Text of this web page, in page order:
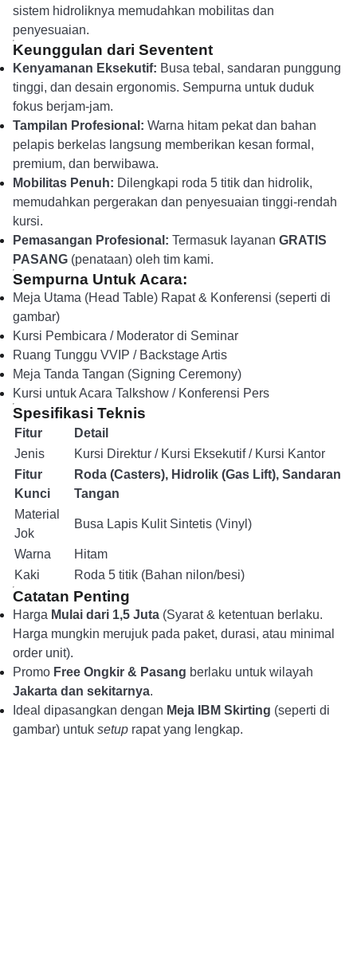
sistem hidroliknya memudahkan mobilitas dan
penyesuaian.
Keunggulan dari Seventent
Kenyamanan Eksekutif: Busa tebal, sandaran punggung
tinggi, dan desain ergonomis. Sempurna untuk duduk
fokus berjam-jam.
Tampilan Profesional: Warna hitam pekat dan bahan
pelapis berkelas langsung memberikan kesan formal,
premium, dan berwibawa.
Mobilitas Penuh: Dilengkapi roda 5 titik dan hidrolik,
memudahkan pergerakan dan penyesuaian tinggi-rendah
kursi.
Pemasangan Profesional: Termasuk layanan GRATIS
PASANG (penataan) oleh tim kami.
Sempurna Untuk Acara:
Meja Utama (Head Table) Rapat & Konferensi (seperti di
gambar)
Kursi Pembicara / Moderator di Seminar
Ruang Tunggu VVIP / Backstage Artis
Meja Tanda Tangan (Signing Ceremony)
Kursi untuk Acara Talkshow / Konferensi Pers
Spesifikasi Teknis
Fitur
Detail
Jenis
Kursi Direktur / Kursi Eksekutif / Kursi Kantor
Fitur
Kunci
Roda (Casters), Hidrolik (Gas Lift), Sandaran
Tangan
Material
Jok
Busa Lapis Kulit Sintetis (Vinyl)
Warna
Hitam
Kaki
Roda 5 titik (Bahan nilon/besi)
Catatan Penting
Harga Mulai dari 1,5 Juta (Syarat & ketentuan berlaku.
Harga mungkin merujuk pada paket, durasi, atau minimal
order unit).
Promo Free Ongkir & Pasang berlaku untuk wilayah
Jakarta dan sekitarnya.
Ideal dipasangkan dengan Meja IBM Skirting (seperti di
gambar) untuk setup rapat yang lengkap.